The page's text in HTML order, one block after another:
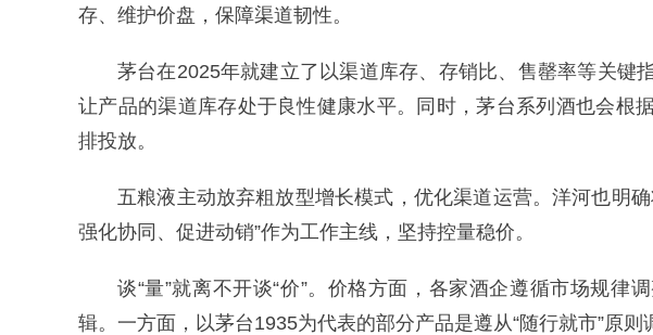
存、维护价盘，保障渠道韧性。
茅台在2025年就建立了以渠道库存、存销比、售罄率等关键
让产品的渠道库存处于良性健康水平。同时，茅台系列酒也会根
排投放。
五粮液主动放弃粗放型增长模式，优化渠道运营。洋河也明确
强化协同、促进动销”作为工作主线，坚持控量稳价。
谈“量”就离不开谈“价”。价格方面，各家酒企遵循市场规律
辑。一方面，以茅台1935为代表的部分产品是遵从“随行就市”原则